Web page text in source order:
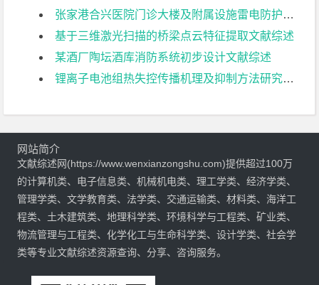
张家港合兴医院门诊大楼及附属设施雷电防护设计文献综述
基于三维激光扫描的桥梁点云特征提取文献综述
某酒厂陶坛酒库消防系统初步设计文献综述
锂离子电池组热失控传播机理及抑制方法研究文献综述
网站简介
文献综述网(https://www.wenxianzongshu.com)提供超过100万
的计算机类、电子信息类、机械机电类、理工学类、经济学类、
管理学类、文学教育类、法学类、交通运输类、材料类、海洋工
程类、土木建筑类、地理科学类、环境科学与工程类、矿业类、
物流管理与工程类、化学化工与生命科学类、设计学类、社会学
类等专业文献综述资源查询、分享、咨询服务。